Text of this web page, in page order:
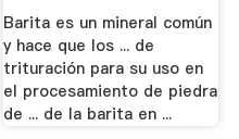
Barita es un mineral común
y hace que los ... de
trituración para su uso en
el procesamiento de piedra
de ... de la barita en ...